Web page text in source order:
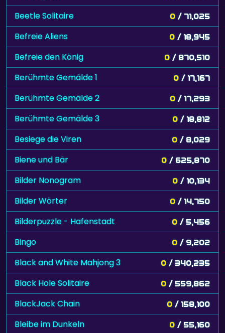
Beetle Solitaire 0 / 71,025
Befreie Aliens 0 / 18,945
Befreie den König 0 / 870,510
Berühmte Gemälde 1 0 / 17,167
Berühmte Gemälde 2 0 / 17,293
Berühmte Gemälde 3 0 / 18,812
Besiege die Viren 0 / 8,029
Biene und Bär 0 / 625,870
Bilder Nonogram 0 / 10,134
Bilder Wörter 0 / 14,750
Bilderpuzzle - Hafenstadt 0 / 5,456
Bingo 0 / 9,202
Black and White Mahjong 3 0 / 340,235
Black Hole Solitaire 0 / 559,862
BlackJack Chain 0 / 158,100
Bleibe im Dunkeln 0 / 55,160